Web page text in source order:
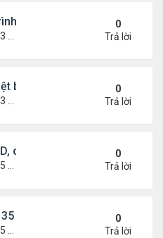
diện ICE, và bị trục xuất
pm
0
Trả lời
bị bắt vì lừa đảo 70 triệu USD
pm
0
Trả lời
cô gái Việt sở hữu 3 nhà
pm
0
Trả lời
năm tù vì xâm hại tình dục
pm
0
Trả lời